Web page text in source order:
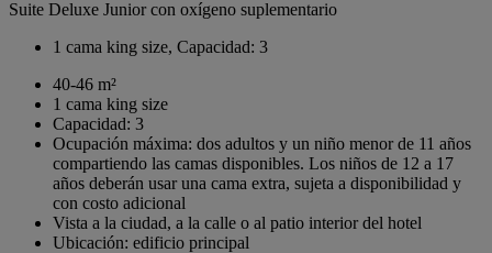
Suite Deluxe Junior con oxígeno suplementario
1 cama king size, Capacidad: 3
40-46 m²
1 cama king size
Capacidad: 3
Ocupación máxima: dos adultos y un niño menor de 11 años
compartiendo las camas disponibles. Los niños de 12 a 17
años deberán usar una cama extra, sujeta a disponibilidad y
con costo adicional
Vista a la ciudad, a la calle o al patio interior del hotel
Ubicación: edificio principal